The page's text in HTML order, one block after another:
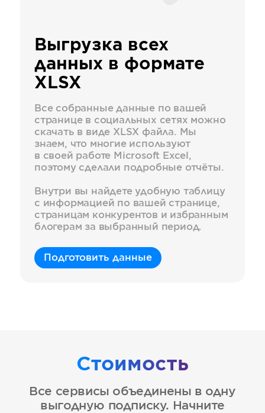
Выгрузка всех
данных в формате
XLSX
Все собранные данные по вашей
странице в социальных сетях можно
скачать в виде XLSX файла. Мы
знаем, что многие используют
в своей работе Microsoft Excel,
поэтому сделали подробные отчёты.
Внутри вы найдете удобную таблицу
c информацией по вашей странице,
страницам конкурентов и избранным
блогерам за выбранный период.
Подготовить данные
Стоимость
Все сервисы объединены в одну
выгодную подписку. Начните